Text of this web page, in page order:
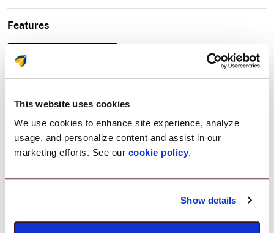
This website uses cookies
We use cookies to enhance site experience, analyze
usage, and personalize content and assist in our
marketing efforts. See our cookie policy.
Show details
Features
Szybkie i bezpieczne
udostępnianie plików.